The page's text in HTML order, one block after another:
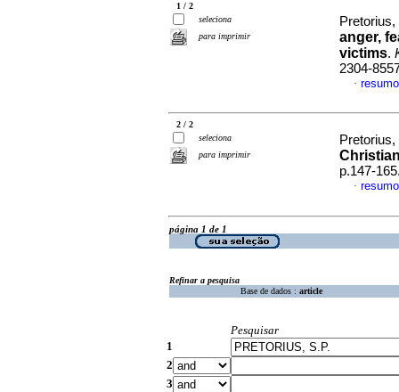
1 / 2
seleciona
para imprimir
anger,
victims.
2304-
·
2 / 2
seleciona
para imprimir
p.147-
·
página 1 de 1
Refinar a pesquisa
Base de dados : article
Pesquisar
1
2
3